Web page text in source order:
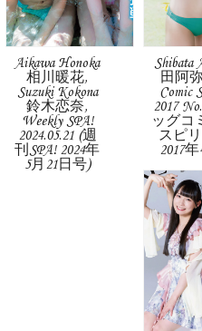
Aikawa Honoka
相川暖花,
Suzuki Kokona
鈴木恋奈,
Weekly SPA!
2024.05.21 (週
刊SPA! 2024年
5月21日号)
Shibata
田阿
Comic
2017
ッグコ
スピ
2017